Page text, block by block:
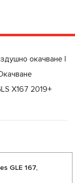
окачване |
X167 2019+
GLE 167,